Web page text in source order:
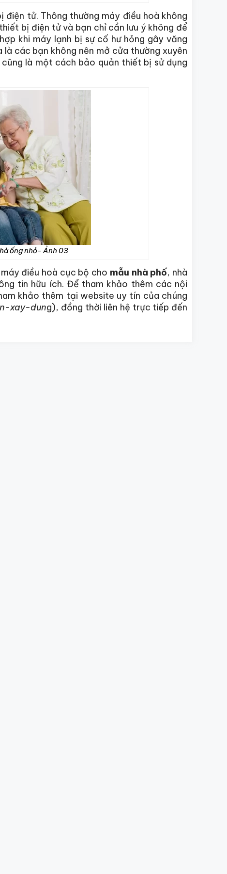
tử. Thông thường máy điều hoà không
bị điện tử và bạn chỉ cần lưu ý không để
khi máy lạnh bị sự cố hư hỏng gây văng
các bạn không nên mở cửa thường xuyên
là một cách bảo quản thiết bị sử dụng
ống nhỏ- Ảnh 03
điều hoà cục bộ cho mẫu nhà phố, nhà
tin hữu ích. Để tham khảo thêm các nội
khảo thêm tại website uy tín của chúng
xay-dung), đồng thời liên hệ trực tiếp đến